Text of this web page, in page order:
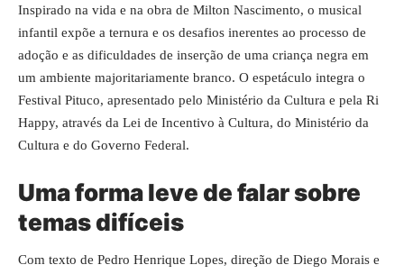
Inspirado na vida e na obra de Milton Nascimento, o musical
infantil expõe a ternura e os desafios inerentes ao processo de
adoção e as dificuldades de inserção de uma criança negra em
um ambiente majoritariamente branco. O espetáculo integra o
Festival Pituco, apresentado pelo Ministério da Cultura e pela Ri
Happy, através da Lei de Incentivo à Cultura, do Ministério da
Cultura e do Governo Federal.
Uma forma leve de falar sobre
temas difíceis
Com texto de Pedro Henrique Lopes, direção de Diego Morais e